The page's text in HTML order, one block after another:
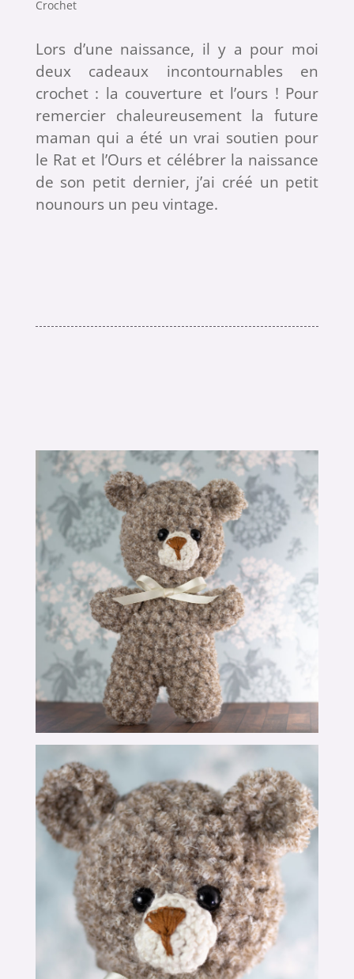
Crochet
Lors d’une naissance, il y a pour moi
deux cadeaux incontournables en
crochet : la couverture et l’ours ! Pour
remercier chaleureusement la future
maman qui a été un vrai soutien pour
le Rat et l’Ours et célébrer la naissance
de son petit dernier, j’ai créé un petit
nounours un peu vintage.